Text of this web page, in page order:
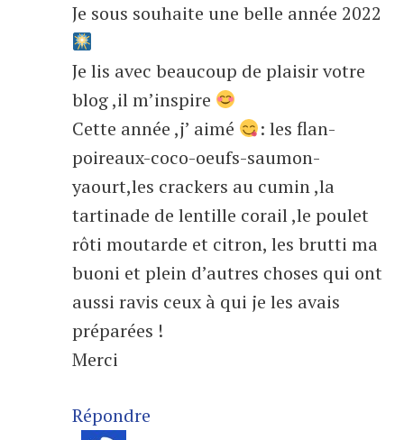
Je sous souhaite une belle année 2022
Je lis avec beaucoup de plaisir votre
blog ,il m’inspire
Cette année ,j’ aimé
: les flan-
poireaux-coco-oeufs-saumon-
yaourt,les crackers au cumin ,la
tartinade de lentille corail ,le poulet
rôti moutarde et citron, les brutti ma
buoni et plein d’autres choses qui ont
aussi ravis ceux à qui je les avais
préparées !
Merci
Répondre